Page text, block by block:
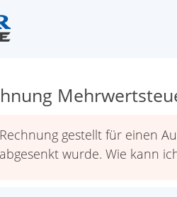
gestellt für einen
wurde. Wie kann